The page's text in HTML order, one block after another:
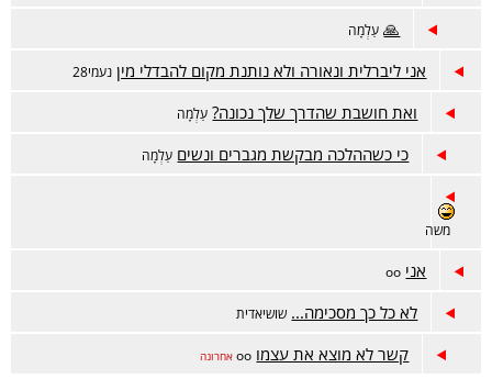
🙏 עַלְמָה
אני ליברלית ונאורה ולא נותנת מקום להבדלי מין נעמי28
ואת חושבת שהדרך שלך נכונה? עַלְמָה
כי כשההלכה מבקשת מגברים ונשים עַלְמָה
משה
אני oo
לא כל כך מסכימה... שושיאדית
קשר לא מוצא את עצמו oo אחרונה